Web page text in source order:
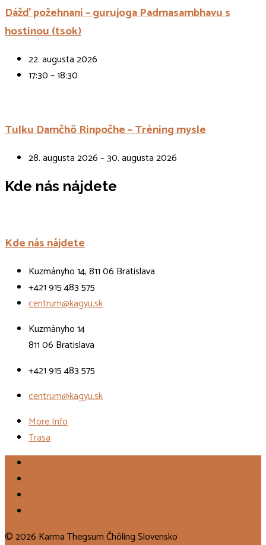
Dážď požehnaní – gurujoga Padmasambhavu s
hostinou (tsok)
22. augusta 2026
17:30 – 18:30
Tulku Damčhö Rinpočhe – Tréning mysle
28. augusta 2026 – 30. augusta 2026
Kde nás nájdete
Kde nás nájdete
Kuzmányho 14, 811 06 Bratislava
+421 915 483 575
centrum@kagyu.sk
Kuzmányho 14
811 06 Bratislava
+421 915 483 575
centrum@kagyu.sk
More Info
Trasa
© 2026 Karma Thegsum Čhöling Slovensko